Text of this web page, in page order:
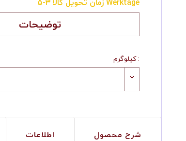
زمان تحویل کالا ۳-۵ Werktage
توضیحات
کیلوگرم :
شرح محصول اطلاعات